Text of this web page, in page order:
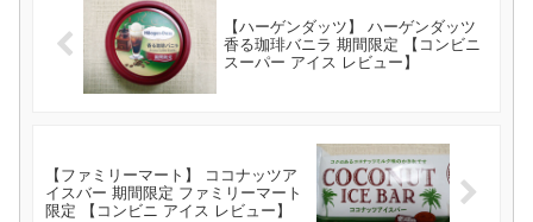
【ハーゲンダッツ】 ハーゲンダッツ
香る珈琲バニラ 期間限定 【コンビニ
スーパー アイス レビュー】
【ファミリーマート】 ココナッツア
イスバー 期間限定 ファミリーマート
限定 【コンビニ アイス レビュー】